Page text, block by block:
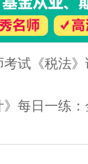
试《税法
每日一练